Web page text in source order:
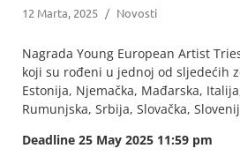
12 Marta, 2025 / Novosti
Nagrada Young European Artist
koji su rođeni u jednoj od sljedećih
Estonija, Njemačka, Mađarska,
Rumunjska, Srbija, Slovačka,
Deadline 25 May 2025 11:59 pm